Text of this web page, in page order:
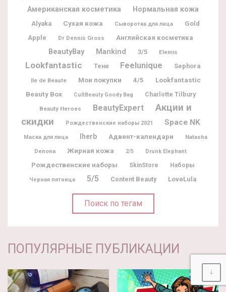
Американская косметика Нормальная кожа
Alyaka Сухая кожа Сыворотка для лица
Gold
Apple
Dr Dennis Gross Английская косметика
BeautyBay Mankind 3/5 Elemis
Lookfantastic Тени Feelunique Sephora
Ile de Beaute Мои покупки 4/5
Lookfantastic
Beauty Box
CultBeauty Goody Bag Charlotte Tilbury
Beauty Heroes BeautyExpert
Акции и
скидки
Рождественские наборы 2021 Space NK
Маска для лица Iherb Адвент-календари
Natasha
Denona
Жирная кожа 2/5 Drunk Elephant
Рождественские наборы SkinStore Наборы
Черная пятница 5/5 Content Beauty LoveLula
Поиск по тегам
ПОПУЛЯРНЫЕ ПУБЛИКАЦИИ
↓